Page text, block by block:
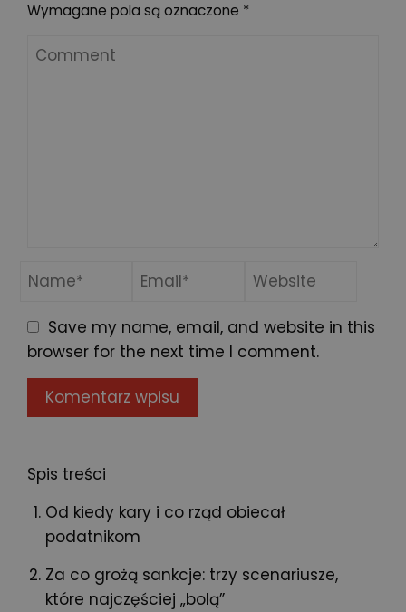
Wymagane pola są oznaczone *
Save my name, email, and website in this
browser for the next time I comment.
Spis treści
Od kiedy kary i co rząd obiecał
podatnikom
Za co grożą sankcje: trzy scenariusze,
które najczęściej „bolą”